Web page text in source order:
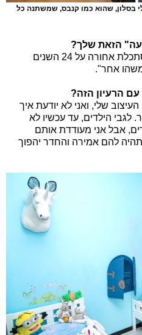
בסלון, שהוא כמו קנבס, שמשתנה כל
הזאת שלך?
"יש בי המון רבדים, ואם אני מסתכלת אחורה על 24 השנים
אחר".
הרעיון הזה?
שלי, ואני לא יודעת איך
לגבי הילדים, עד עכשיו לא
אבל אני מעודדת אותם
שתהיה להם אמירה והחדר יהפוך